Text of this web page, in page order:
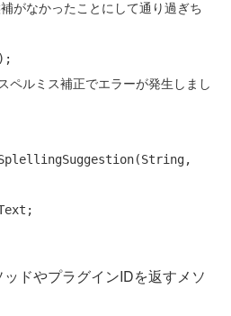
がなかったことにして通り過ぎち
ペルミス補正でエラーが発生しまし
ドやプラグインIDを返すメソ